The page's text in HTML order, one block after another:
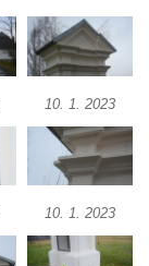
10. 1. 2023
10. 1. 2023